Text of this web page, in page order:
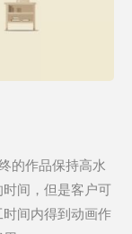
的作品保持高水
间，但是客户可
间内得到动画作